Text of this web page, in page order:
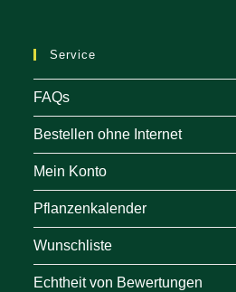
Service
FAQs
Bestellen ohne Internet
Mein Konto
Pflanzenkalender
Wunschliste
Echtheit von Bewertungen